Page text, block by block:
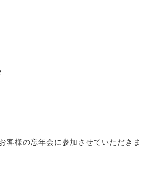
客様の忘年会に参加させていただき